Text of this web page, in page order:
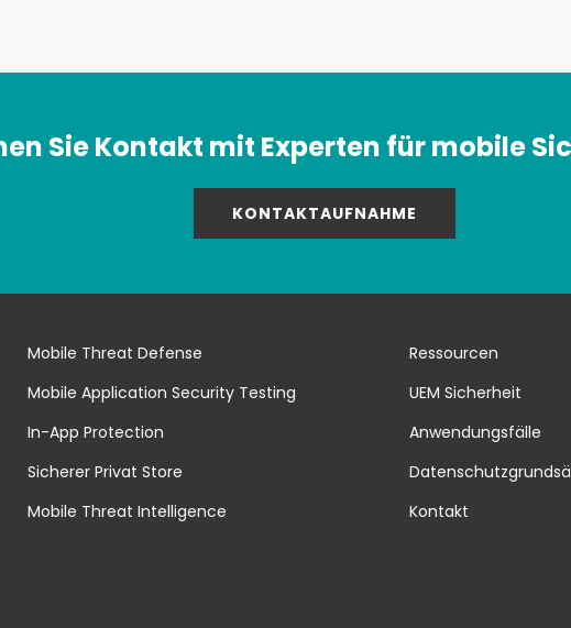
Sie Kontakt mit Experten für mobile
KONTAKTAUFNAHME
Ressourcen
UEM Sicherheit
Anwendungsfälle
Kontakt
Mobile Threat Defense
Mobile Application Security Testing
In-App Protection
Sicherer Privat Store
Mobile Threat Intelligence